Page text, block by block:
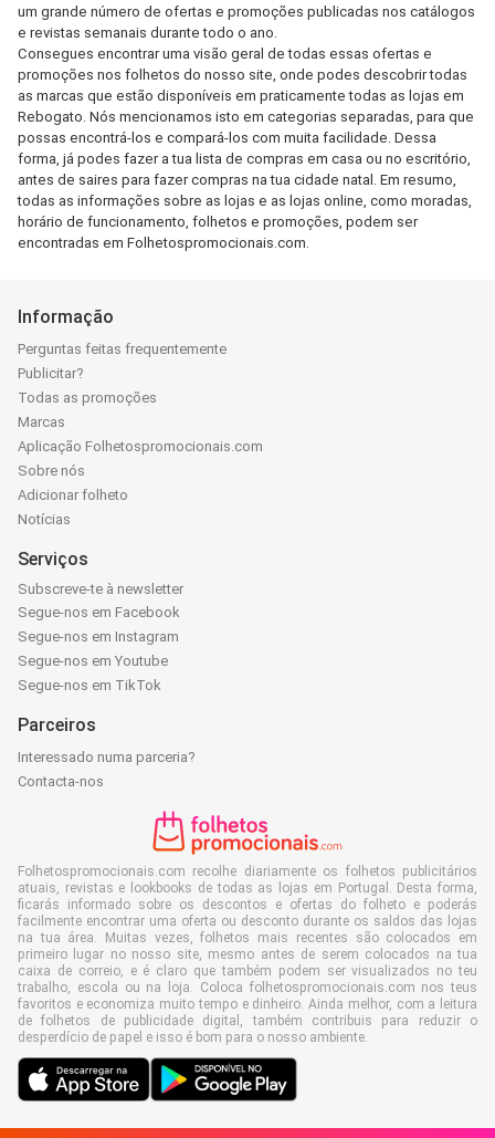
um grande número de ofertas e promoções publicadas nos catálogos
e revistas semanais durante todo o ano.
Consegues encontrar uma visão geral de todas essas ofertas e
promoções nos folhetos do nosso site, onde podes descobrir todas
as marcas que estão disponíveis em praticamente todas as lojas em
Rebogato. Nós mencionamos isto em categorias separadas, para que
possas encontrá-los e compará-los com muita facilidade. Dessa
forma, já podes fazer a tua lista de compras em casa ou no escritório,
antes de saires para fazer compras na tua cidade natal. Em resumo,
todas as informações sobre as lojas e as lojas online, como moradas,
horário de funcionamento, folhetos e promoções, podem ser
encontradas em Folhetospromocionais.com.
Informação
Perguntas feitas frequentemente
Publicitar?
Todas as promoções
Marcas
Aplicação Folhetospromocionais.com
Sobre nós
Adicionar folheto
Notícias
Serviços
Subscreve-te à newsletter
Segue-nos em Facebook
Segue-nos em Instagram
Segue-nos em Youtube
Segue-nos em TikTok
Parceiros
Interessado numa parceria?
Contacta-nos
Folhetospromocionais.com recolhe diariamente os folhetos publicitários
atuais, revistas e lookbooks de todas as lojas em Portugal. Desta forma,
ficarás informado sobre os descontos e ofertas do folheto e poderás
facilmente encontrar uma oferta ou desconto durante os saldos das lojas
na tua área. Muitas vezes, folhetos mais recentes são colocados em
primeiro lugar no nosso site, mesmo antes de serem colocados na tua
caixa de correio, e é claro que também podem ser visualizados no teu
trabalho, escola ou na loja. Coloca folhetospromocionais.com nos teus
favoritos e economiza muito tempo e dinheiro. Ainda melhor, com a leitura
de folhetos de publicidade digital, também contribuis para reduzir o
desperdício de papel e isso é bom para o nosso ambiente.